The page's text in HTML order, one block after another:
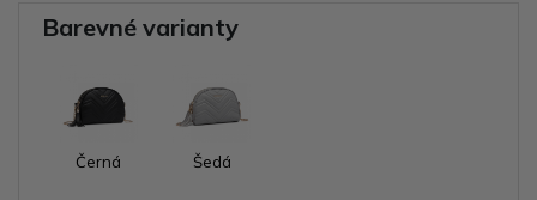
Barevné varianty
Černá Šedá